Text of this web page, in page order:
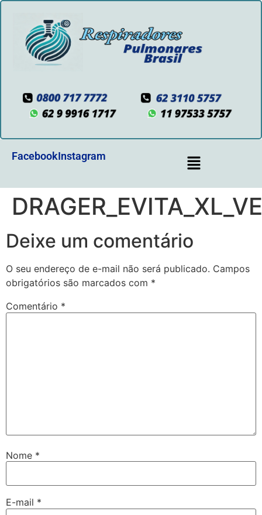
FacebookInstagram
Deixe um comentário
O seu endereço de e-mail não será publicado. Campos
obrigatórios são marcados com *
Comentário *
Nome *
E-mail *